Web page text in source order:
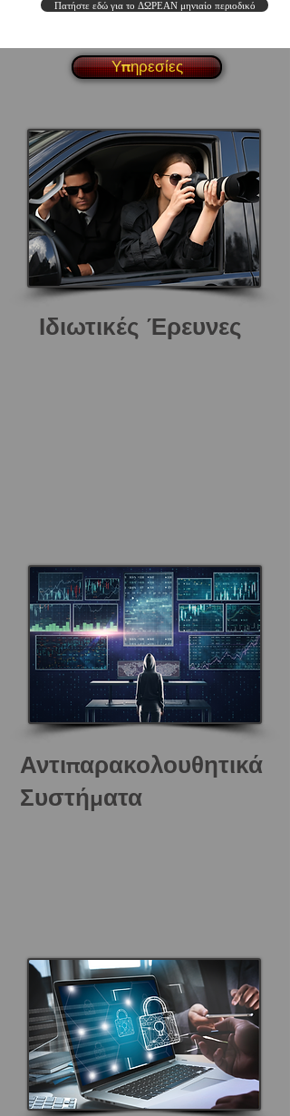
Πατήστε εδώ για το ΔΩΡΕΑΝ μηνιαίο περιοδικό
Υπηρεσίες
Ιδιωτικές Έρευνες
Αντιπαρακολουθητικά
Συστήματα